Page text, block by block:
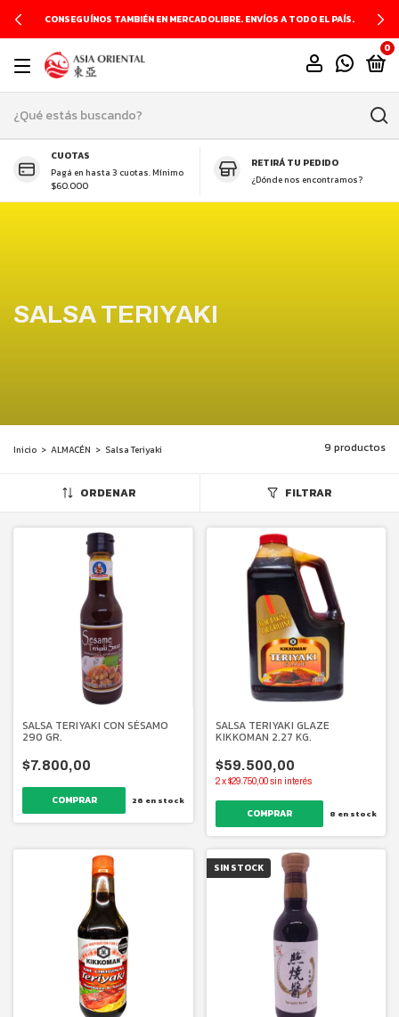
PRODUCTOS GLUTEN FREE
0
CUOTAS
Pagá en hasta 3 cuotas. Mínimo
$60.000
RETIRÁ TU PEDIDO
¿Dónde nos encontramos?
SALSA TERIYAKI
Inicio > ALMACÉN > Salsa Teriyaki 9 productos
ORDENAR FILTRAR
SALSA TERIYAKI CON SÉSAMO
290 GR.
$7.800,00
26 en stock
SALSA TERIYAKI GLAZE
KIKKOMAN 2.27 KG.
$59.500,00
2 x$29.750,00 sin interés
8 en stock
SIN STOCK